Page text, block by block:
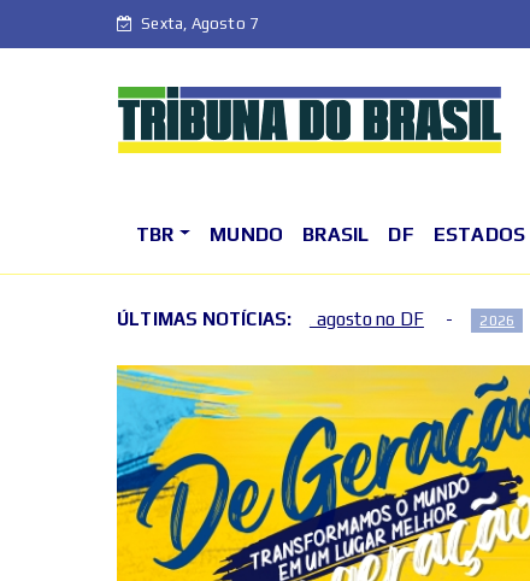
Sexta, Agosto 7
TBR MUNDO BRASIL DF ESTADOS
ÚLTIMAS NOTÍCIAS:
de agosto no DF 2026 Fim de semana terá